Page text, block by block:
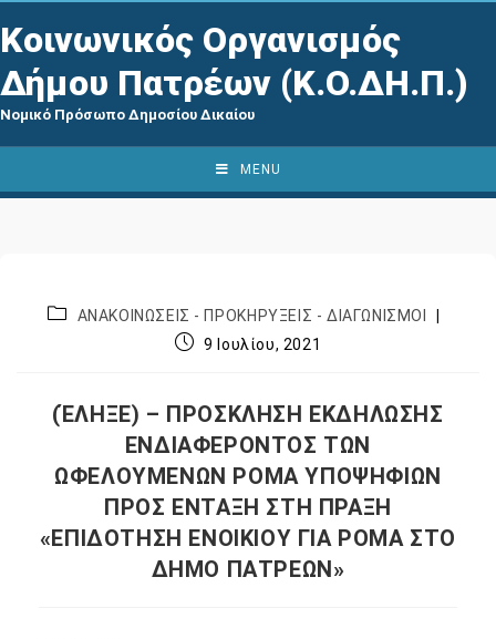
Κοινωνικός Οργανισμός
Δήμου Πατρέων (Κ.Ο.ΔΗ.Π.)
Νομικό Πρόσωπο Δημοσίου Δικαίου
MENU
ΑΝΑΚΟΙΝΩΣΕΙΣ - ΠΡΟΚΗΡΥΞΕΙΣ - ΔΙΑΓΩΝΙΣΜΟΙ
9 Ιουλίου, 2021
(ΈΛΗΞΕ) – ΠΡΟΣΚΛΗΣΗ ΕΚΔΗΛΩΣΗΣ
ΕΝΔΙΑΦΕΡΟΝΤΟΣ ΤΩΝ
ΩΦΕΛΟΥΜΕΝΩΝ ΡΟΜΑ ΥΠΟΨΗΦΙΩΝ
ΠΡΟΣ ΕΝΤΑΞΗ ΣΤΗ ΠΡΑΞΗ
«ΕΠΙΔΟΤΗΣΗ ΕΝΟΙΚΙΟΥ ΓΙΑ ΡΟΜΑ ΣΤΟ
ΔΗΜΟ ΠΑΤΡΕΩΝ»